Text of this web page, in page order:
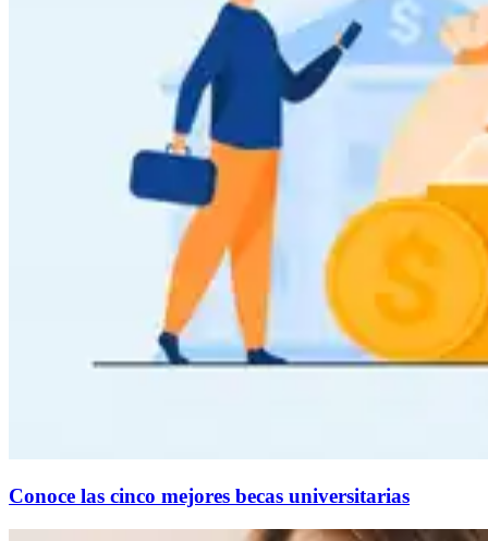
Conoce las cinco mejores becas universitarias